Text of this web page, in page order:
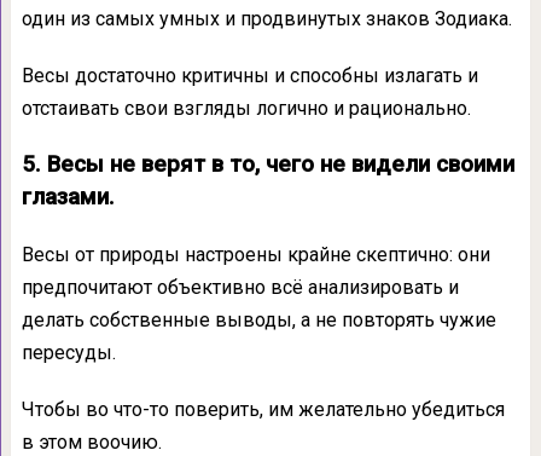
один из самых умных и продвинутых знаков Зодиака.
Весы достаточно критичны и способны излагать и
отстаивать свои взгляды логично и рационально.
5. Весы не верят в то, чего не видели своими
глазами.
Весы от природы настроены крайне скептично: они
предпочитают объективно всё анализировать и
делать собственные выводы, а не повторять чужие
пересуды.
Чтобы во что-то поверить, им желательно убедиться
в этом воочию.